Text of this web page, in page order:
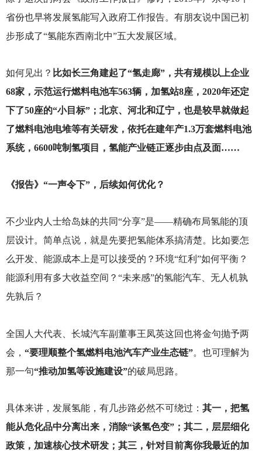
省份也早将发展氢能写入政府工作报告。有朋友说中国已初
步形成了“氢能东西南北中”五大发展区域。
如何见出？ 比如长三角建起了“氢走廊”，共有规模以上企业
68家，示范运行燃料电池车563辆，加氢站8座，2020年还定
下了50座的“小目标”；北京、河北和辽宁，也是较早就做起
了燃料电池电堆等有关研发，依托在建年产1.3万套燃料电池
系统，6600吨制氢项目，氢能产业链正逐步由点及面……
《报告》“一声令下”，后续如何优化？
不少业内人士给岛妹的共同“分享”是——精确布局氢能的顶
层设计。简单点说，就是先要把氢能体系搞清楚。比如要怎
么开发、能源成本上是可以接受的？环境“红利”如何平衡？
能源利用有多大收益空间？“未来感”的氢能汽车、无人机孰
先孰后？
全国人大代表、长城汽车副董事王凤英这回也将金句抛予两
会， “要理顺整个氢燃料电池汽车产业生态链”。也可理解为
那一句“推动加氢等设施建设”的破局思路。
具体来讲，发展氢能，有几步路必然不可绕过： 其一，把氢
能从危化品中分离出来，消除“谈氢色变”；其二，层层细化
政策，加速核心技术研发；其三，针对目前离你我最近的加